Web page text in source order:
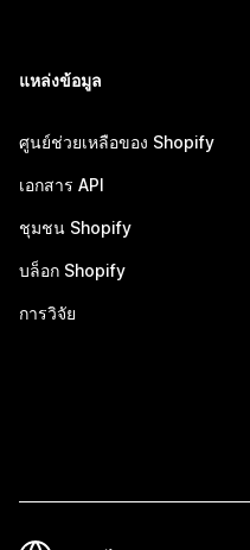
แหล่งข้อมูล
ศูนย์ช่วยเหลือของ Shopify
เอกสาร API
ชุมชน Shopify
บล็อก Shopify
การวิจัย